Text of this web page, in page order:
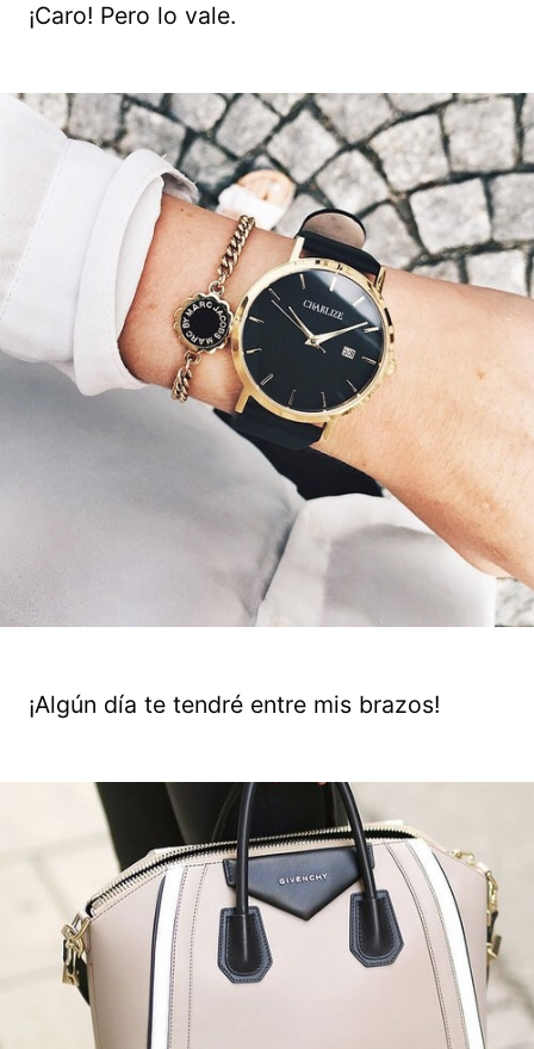
¡Caro! Pero lo vale.
¡Algún día te tendré entre mis brazos!